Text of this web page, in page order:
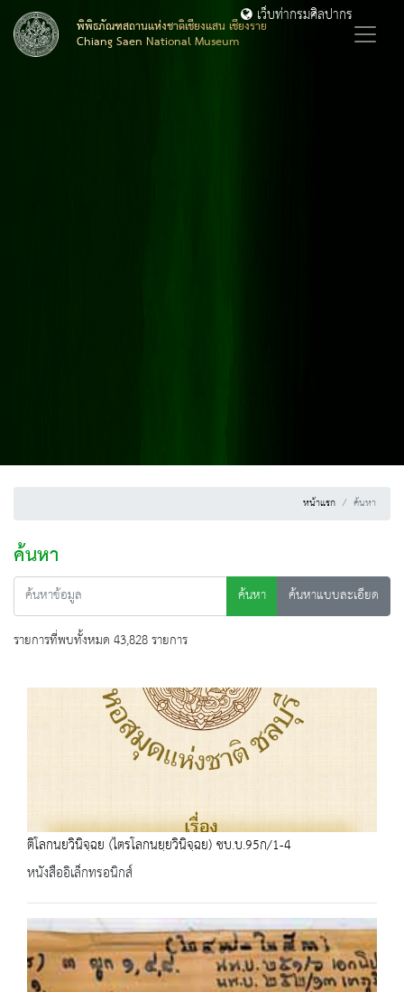
พิพิธภัณฑสถานแห่งชาติเชียงแสน เชียงราย
Chiang Saen National Museum
เว็บท่ากรมศิลปากร
หน้าแรก ค้นหา
ค้นหา
ค้นหา
ค้นหาแบบละเอียด
รายการที่พบทั้งหมด 43,828 รายการ
ติโลกนยวินิจฺฉย (ไตรโลกนยฺยวินิจฺฉย) ชบ.บ.95ก/1-4
หนังสืออิเล็กทรอนิกส์